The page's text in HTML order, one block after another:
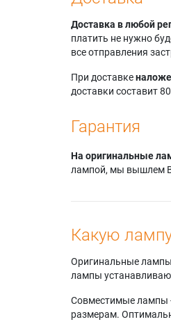
Доставка в любой
платить не нужно
все отправления
При доставке
доставки составит
Гарантия
На оригинальные
лампой, мы вышлем
Какую
Оригинальные лампы
лампы
Совместимые лампы -
размерам.